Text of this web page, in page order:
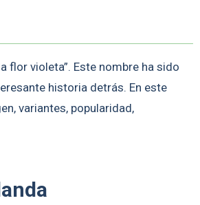
flor violeta”. Este nombre ha sido
historia detrás. En este
variantes, popularidad,